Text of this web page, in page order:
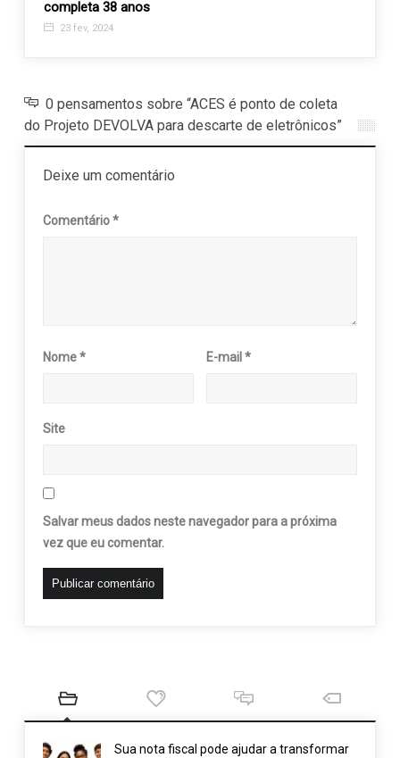
completa 38 anos
23 fev, 2024
0 pensamentos sobre “ACES é ponto de coleta
do Projeto DEVOLVA para descarte de eletrônicos”
Deixe um comentário
Comentário*
Nome* E-mail*
Site
Salvar meus dados neste navegador para a próxima
vez que eu comentar.
Sua nota fiscal pode ajudar a transformar